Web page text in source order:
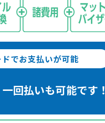
でお支払いが可能
一回払いも可能です！